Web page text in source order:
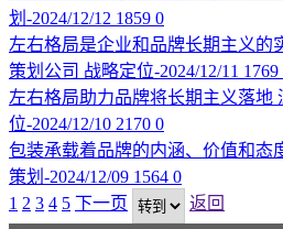
划-2024/12/12 1859 0
左右格局是企业和品牌长期主义的
策划公司 战略定位-2024/12/11 1769
左右格局助力品牌将长期主义落地
位-2024/12/10 2170 0
包装承载着品牌的内涵、价值和态
策划-2024/12/09 1564 0
1 2 3 4 5 下一页
返回